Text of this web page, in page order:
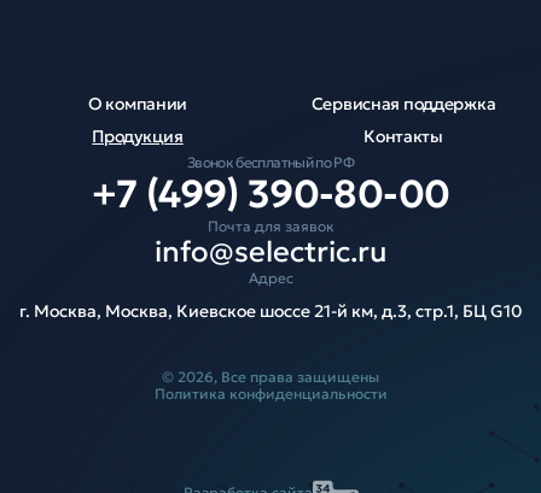
О компании
Продукция
Сервисная поддержка
Контакты
Звонок бесплатный по РФ
+7 (499) 390-80-00
Почта для заявок
info@selectric.ru
Адрес
г. Москва, Москва, Киевское шоссе 21-й км, д.3, стр.1, БЦ G10
© 2026, Все права защищены
Политика конфиденциальности